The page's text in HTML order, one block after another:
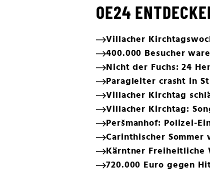
OE24
Villacher
400.000 Besucher
Nicht der Fuchs: 24
Paragleiter crasht in
Villacher Kirchtag
Villacher Kirchtag:
Peršmanhof: Polizei-
Carinthischer
Kärntner Freiheitliche
720.000 Euro gegen